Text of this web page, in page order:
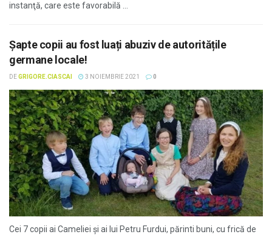
instanţă, care este favorabilă ...
Șapte copii au fost luați abuziv de autoritățile
germane locale!
DEGRIGORE.CIASCAI 3 NOIEMBRIE 2021 0
Cei 7 copii ai Cameliei și ai lui Petru Furdui, părinti buni, cu frică de